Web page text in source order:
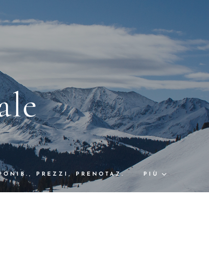
PREZZI, PRENOTAZ. PIÙ